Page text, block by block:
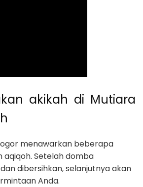
akikah di Mutiara
menawarkan beberapa
aqiqoh. Setelah domba
dibersihkan, selanjutnya akan
Anda.